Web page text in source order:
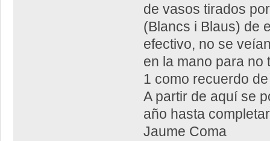
de vasos tirados
(Blancs i Blaus) de
efectivo, no se
en la mano para no
1 como recuerdo
A partir de aquí se
año hasta
Jaume Coma